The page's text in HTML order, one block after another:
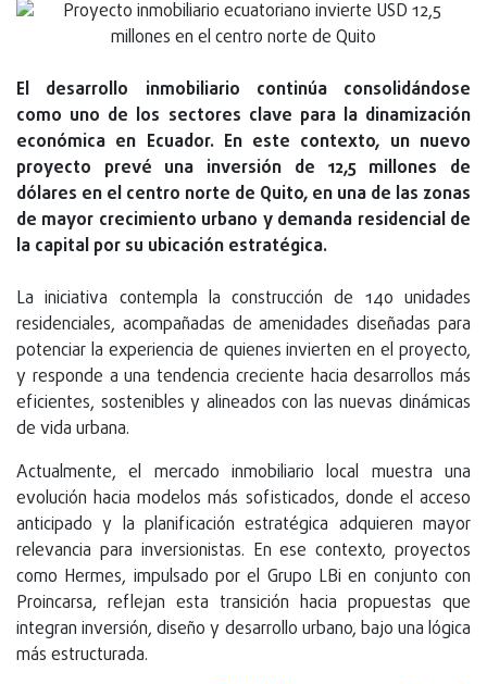
El desarrollo inmobiliario continúa consolidándose
como uno de los sectores clave para la dinamización
económica en Ecuador. En este contexto, un nuevo
proyecto prevé una inversión de 12,5 millones de
dólares en el centro norte de Quito, en una de las zonas
de mayor crecimiento urbano y demanda residencial de
la capital por su ubicación estratégica.
La iniciativa contempla la construcción de 140 unidades
residenciales, acompañadas de amenidades diseñadas para
potenciar la experiencia de quienes invierten en el proyecto,
y responde a una tendencia creciente hacia desarrollos más
eficientes, sostenibles y alineados con las nuevas dinámicas
de vida urbana.
Actualmente, el mercado inmobiliario local muestra una
evolución hacia modelos más sofisticados, donde el acceso
anticipado y la planificación estratégica adquieren mayor
relevancia para inversionistas. En ese contexto, proyectos
como Hermes, impulsado por el Grupo LBi en conjunto con
Proincarsa, reflejan esta transición hacia propuestas que
integran inversión, diseño y desarrollo urbano, bajo una lógica
más estructurada.